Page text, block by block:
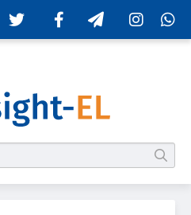
TwitterFacebookTelegramInstagram
табу